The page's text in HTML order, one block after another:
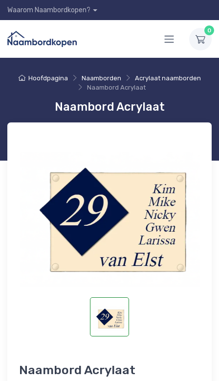
Waarom Naambordkopen?
0
Hoofdpagina Naamborden
Acrylaat naamborden
Naambord Acrylaat
Naambord Acrylaat
Naambord Acrylaat